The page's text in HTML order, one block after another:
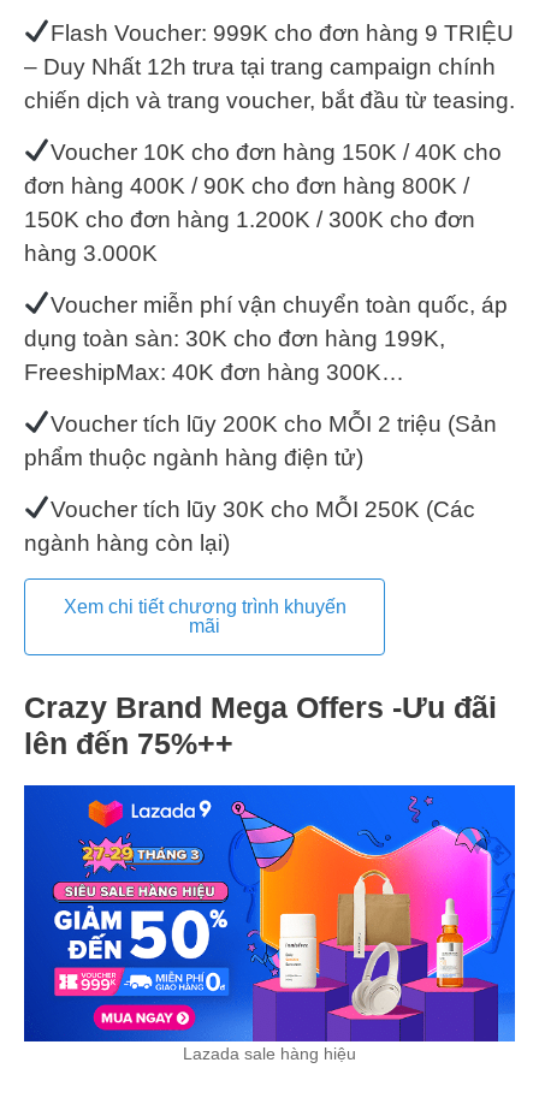
Flash Voucher: 999K cho đơn hàng 9 TRIỆU
– Duy Nhất 12h trưa tại trang campaign chính
chiến dịch và trang voucher, bắt đầu từ teasing.
Voucher 10K cho đơn hàng 150K / 40K cho
đơn hàng 400K / 90K cho đơn hàng 800K /
150K cho đơn hàng 1.200K / 300K cho đơn
hàng 3.000K
Voucher miễn phí vận chuyển toàn quốc, áp
dụng toàn sàn: 30K cho đơn hàng 199K,
FreeshipMax: 40K đơn hàng 300K…
Voucher tích lũy 200K cho MỖI 2 triệu (Sản
phẩm thuộc ngành hàng điện tử)
Voucher tích lũy 30K cho MỖI 250K (Các
ngành hàng còn lại)
Xem chi tiết chương trình khuyến
mãi
Crazy Brand Mega Offers -Ưu đãi
lên đến 75%++
Lazada sale hàng hiệu